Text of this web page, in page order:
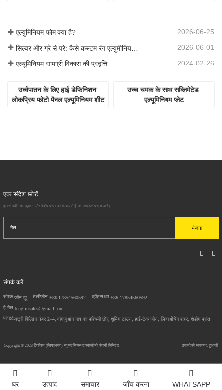
एल्युमिनियम फोम क्या है? 2026-06-25
2026-06-01
एल्यूमिनियम सामग्री विकास की प्रवृत्ति 2024-02-26
उर्ध्वपातन के लिए हाई डेफिनिशन
लोकप्रिय फोटो पैनल एल्यूमिनियम शीट
उच्च चमक के साथ सब्लिमेटेड
एल्यूमिनियम प्लेट
एक संदेश छोड़ें
हमारी नवीनतम दुकान और विशेष प्रस्तावों के बारे में ई-मेल अपडेट प्राप्त करें।
भेजना
संपर्क करें
संपर्क:जॉन झू टेलीफोन:+86 17854560592 व्हॉट्सअप:+86 17854560592
ई-मेल:tengjinsales@gmail.com
पता:फैक्ट्री बिल्डिंग नंबर 2–4, वांगज़ुआंग गांव का पश्चिमी छोर, शूयिंग टाउन, हाई-टेक ज़ोन, लियाओचेंग शहर, शेडोंग प्रांत
Copyright © 2023 टेंगजिन (लियाओचेंग) न्यू मटेरियल्स टेक्नोलॉजी कंपनी लिमिटेड तकनीकी सहायता: हुआज़ी
घर उत्पाद समाचार जाँच करना WHATSAPP